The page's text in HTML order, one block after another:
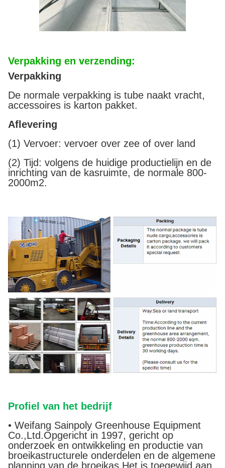
Verpakking en verzending:
Verpakking
De normale verpakking is tube naakt vracht,
accessoires is karton pakket.
Aflevering
(1) Vervoer: vervoer over zee of over land
(2) Tijd: volgens de huidige productielijn en de
inrichting van de kasruimte, de normale 800-
2000m2.
Profiel van het bedrijf
• Weifang Sainpoly Greenhouse Equipment
Co.,Ltd.Opgericht in 1997, gericht op
onderzoek en ontwikkeling en productie van
broeikastructurele onderdelen en de algemene
planning van de broeikas.Het is toegewijd aan